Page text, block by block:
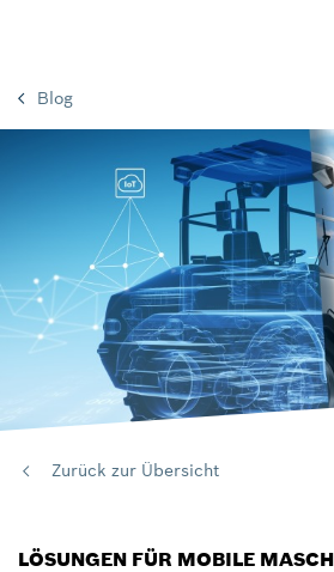
Blog
Zurück zur Übersicht
LÖSUNGEN FÜR MOBILE